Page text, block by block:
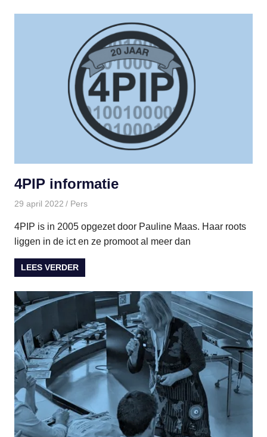
4PIP informatie
29 april 2022 paulinem
Pers
4PIP is in 2005 opgezet door Pauline Maas. Haar roots
liggen in de ict en ze promoot al meer dan
LEES VERDER